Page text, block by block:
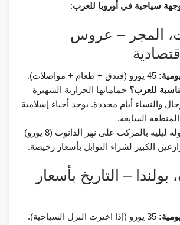
سياحية في أوروبا للعرب:
المجر – عروس
للعرب؟ حماماتها الحرارية الشهيرة
والنساء أيام محددة. يوجد أحياء إسلامية
السابعة.
جولة ليلية بالمركب على نهر الدانوب (8 يورو)
الكبير لشراء التوابل بأسعار رخيصة.
بولندا – التاريخ بأسعار